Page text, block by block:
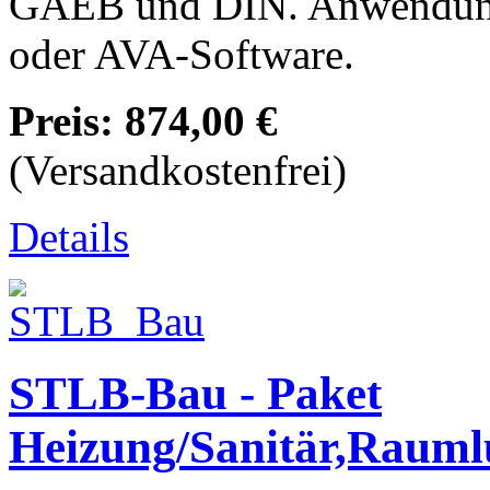
oder AVA-Software.
Preis: 874,00 €
(Versandkostenfrei)
Details
STLB-Bau - Paket
Heizung/